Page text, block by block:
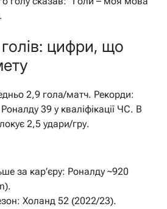
цифри, що
2,9 гола/матч. Рекорди:
39 у кваліфікації ЧС. В
2,5 удари/гру.
за кар’єру: Роналду ~920
Холанд 52 (2022/23).